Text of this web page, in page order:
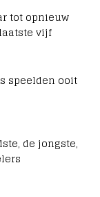
tot opnieuw
vijf
speelden ooit
de jongste,